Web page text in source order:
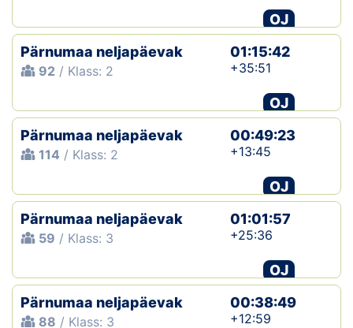
Suletud maastikud
Püsirajad
Koolitused
OTSI
OJ
Pärnumaa neljapäevak
92 / Klass: 2
01:15:42
+35:51
OJ
Pärnumaa neljapäevak
114 / Klass: 2
00:49:23
+13:45
OJ
Pärnumaa neljapäevak
59 / Klass: 3
01:01:57
+25:36
OJ
Pärnumaa neljapäevak
88 / Klass: 3
00:38:49
+12:59